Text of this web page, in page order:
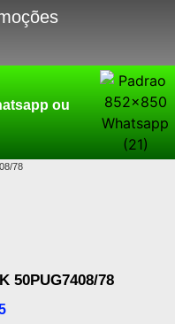
ou
78
50PUG7408/78